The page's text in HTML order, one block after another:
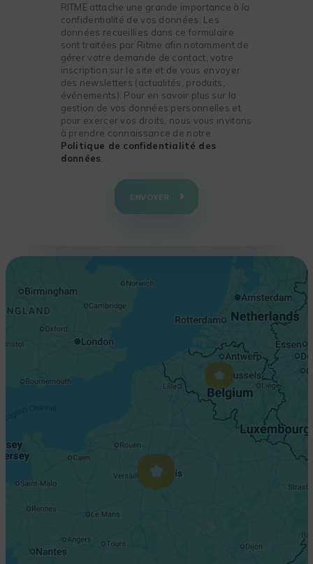
RITME attache une grande importance à la
confidentialité de vos données. Les
données recueillies dans ce formulaire
sont traitées par Ritme afin notamment de
gérer votre demande de contact, votre
inscription sur le site et de vous envoyer
des newsletters (actualités, produits,
événements). Pour en savoir plus sur la
gestion de vos données personnelles et
pour exercer vos droits, nous vous invitons
à prendre connaissance de notre
Politique de confidentialité des
données
ENVOYER